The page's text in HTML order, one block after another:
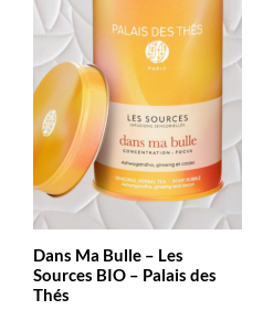
Dans Ma Bulle – Les
Sources BIO – Palais des
Thés